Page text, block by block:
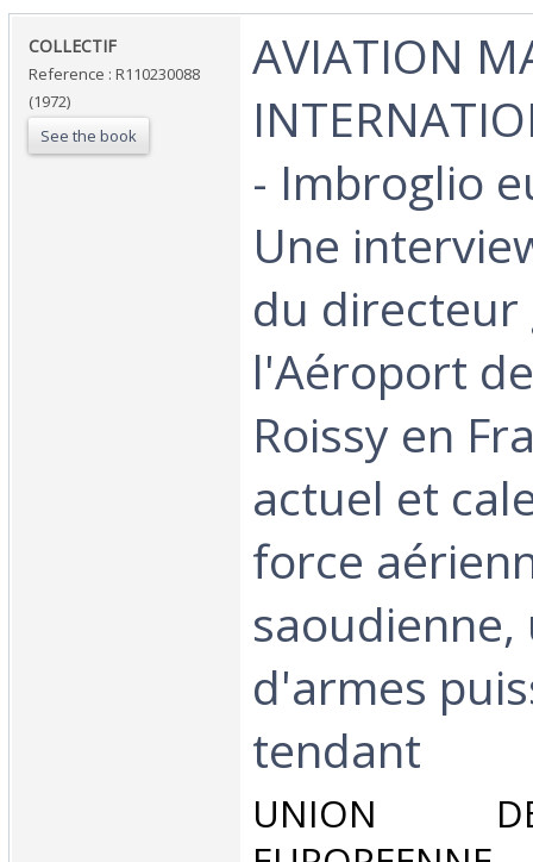
‎COLLECTIF‎
Reference : R110230088
(1972)
See the book
‎AVIATION
- Imbroglio
Une
du directeur
l'Aéroport
Roissy en
actuel et
force
d'armes
tendant‎
‎UNION